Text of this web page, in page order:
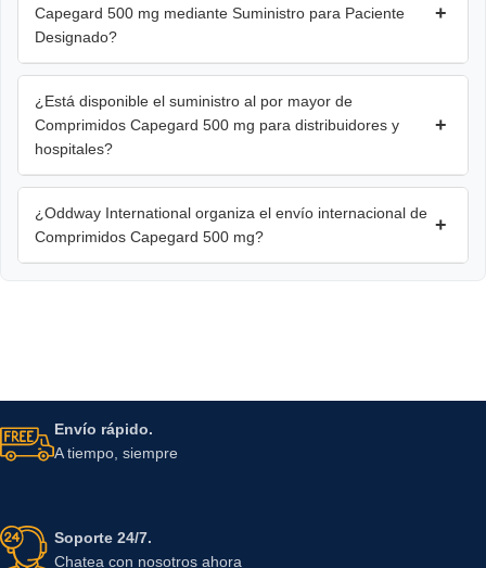
Capegard 500 mg mediante Suministro para Paciente
Designado?
+
¿Está disponible el suministro al por mayor de
Comprimidos Capegard 500 mg para distribuidores y
hospitales?
+
¿Oddway International organiza el envío internacional de
Comprimidos Capegard 500 mg?
+
Envío rápido.
A tiempo, siempre
Soporte 24/7.
Chatea con nosotros ahora